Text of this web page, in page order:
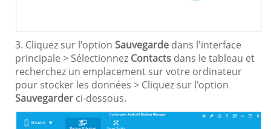
3. Cliquez sur l'option Sauvegarde dans l'interface
principale > Sélectionnez Contacts dans le tableau et
recherchez un emplacement sur votre ordinateur
pour stocker les données > Cliquez sur l'option
Sauvegarder ci-dessous.